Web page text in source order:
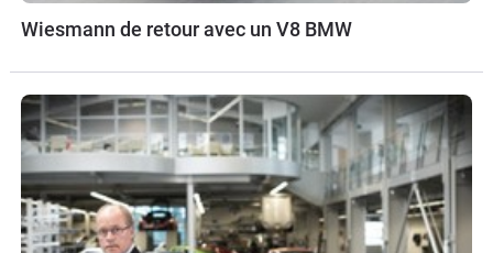
Wiesmann de retour avec un V8 BMW